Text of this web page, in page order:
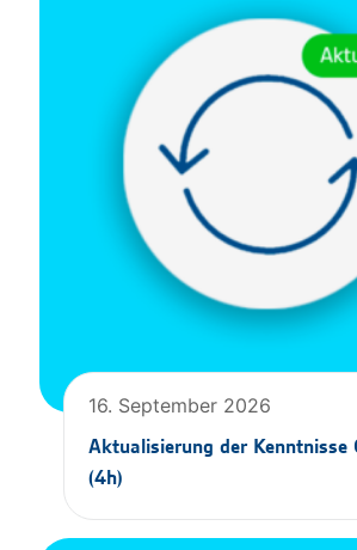
16. September 2026
Aktualisierung der Kenntnisse
(4h)